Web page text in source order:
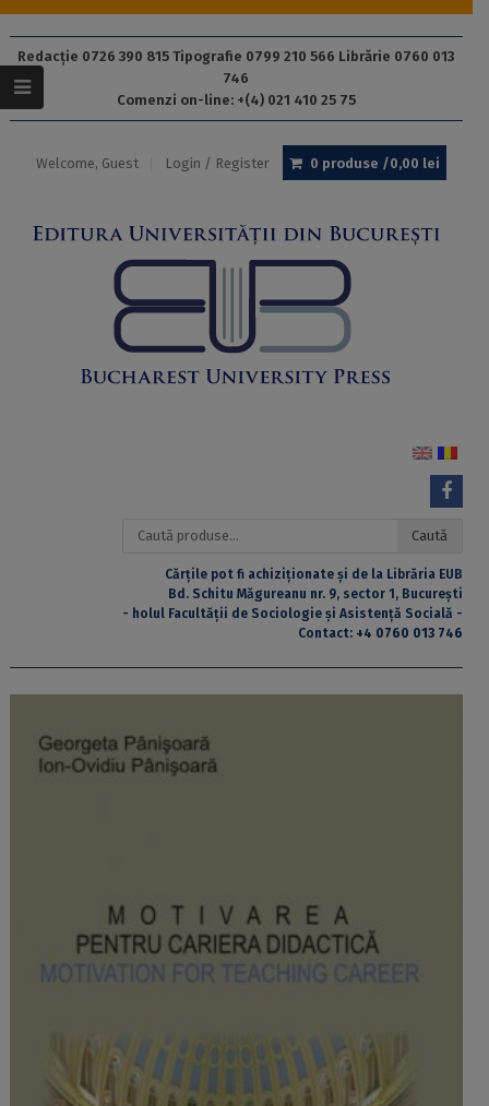
Redacție 0726 390 815 Tipografie 0799 210 566 Librărie 0760 013
746
Comenzi on-line: +(4) 021 410 25 75
Welcome, Guest Login / Register 0 produse /0,00 lei
Caută
Caută
Cărțile pot fi achiziționate și de la Librăria EUB
Bd. Schitu Măgureanu nr. 9, sector 1, București
- holul Facultății de Sociologie și Asistență Socială -
Contact: +4 0760 013 746